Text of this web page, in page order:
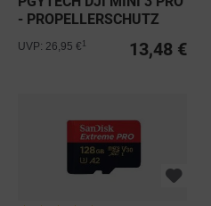
- PROPELLERSCHUTZ
13,48 €
UVP: 26,95 €